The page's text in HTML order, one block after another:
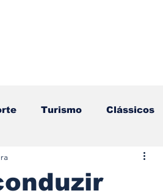
Turismo Clássicos
Testes e Comparativos